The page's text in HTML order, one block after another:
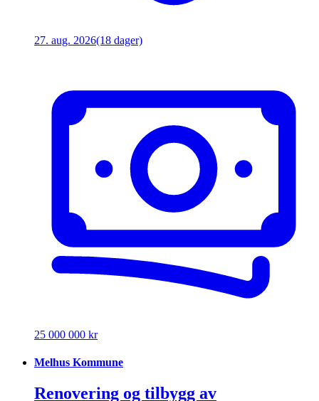
27. aug. 2026(18 dager)
25 000 000 kr
Melhus Kommune
Renovering og tilbygg av